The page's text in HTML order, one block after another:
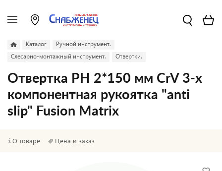
Каталог
Ручной инструмент.
Слесарно-монтажный инструмент.
Отвертки.
Отвертка PH 2*150 мм CrV 3-х
компонентная рукоятка "anti
slip" Fusion Matrix
О товаре Цена и заказ